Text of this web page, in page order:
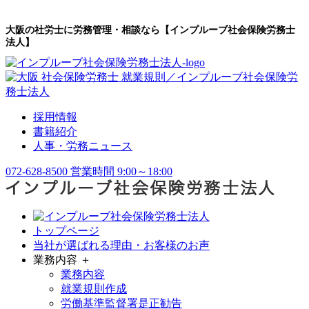
大阪の社労士に労務管理・相談なら【インプルーブ社会保険労務士
法人】
採用情報
書籍紹介
人事・労務ニュース
072-628-8500 営業時間 9:00～18:00
トップページ
当社が選ばれる理由・お客様のお声
業務内容 ＋
業務内容
就業規則作成
労働基準監督署是正勧告